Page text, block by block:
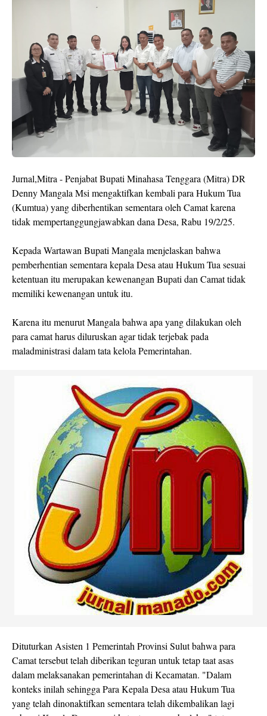
Jurnal,Mitra - Penjabat Bupati Minahasa Tenggara (Mitra) DR
Denny Mangala Msi mengaktifkan kembali para Hukum Tua
(Kumtua) yang diberhentikan sementara oleh Camat karena
tidak mempertanggungjawabkan dana Desa, Rabu 19/2/25.
Kepada Wartawan Bupati Mangala menjelaskan bahwa
pemberhentian sementara kepala Desa atau Hukum Tua sesuai
ketentuan itu merupakan kewenangan Bupati dan Camat tidak
memiliki kewenangan untuk itu.
Karena itu menurut Mangala bahwa apa yang dilakukan oleh
para camat harus diluruskan agar tidak terjebak pada
maladministrasi dalam tata kelola Pemerintahan.
Dituturkan Asisten 1 Pemerintah Provinsi Sulut bahwa para
Camat tersebut telah diberikan teguran untuk tetap taat asas
dalam melaksanakan pemerintahan di Kecamatan. "Dalam
konteks inilah sehingga Para Kepala Desa atau Hukum Tua
yang telah dinonaktifkan sementara telah dikembalikan lagi